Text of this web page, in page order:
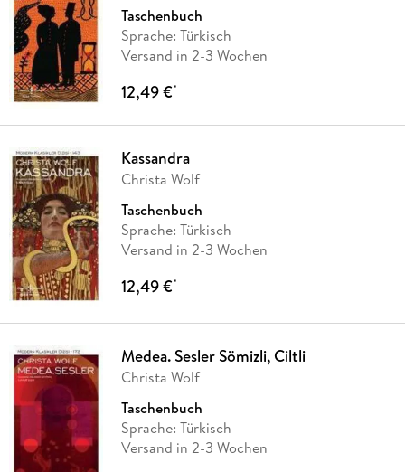
Taschenbuch
Sprache: Türkisch
Versand in 2-3 Wochen
12,49 €*
Kassandra
Christa Wolf
Taschenbuch
Sprache: Türkisch
Versand in 2-3 Wochen
12,49 €*
Medea. Sesler Sömizli, Ciltli
Christa Wolf
Taschenbuch
Sprache: Türkisch
Versand in 2-3 Wochen